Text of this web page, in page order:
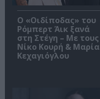
O «Οιδίποδας» του
Ρόμπερτ Άικ ξανά
στη Στέγη – Με τους
Νίκο Κουρή & Μαρία
Κεχαγιόγλου